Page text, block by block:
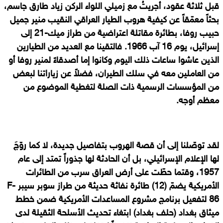
قبل ثلاثة عقود، أجريتُ مع زميلي اللواء الركن زياد طارق جاسم،
بحثاً معمّقاً عن كيفية هروب الطيار العراقي النقيب منير جميل
حبيب روفا، بطائرة مقاتلة اعتراضية من طراز ميك-21 إلى
إسرائيل، يوم 16 آب 1966. فالتقينا مع العديد من الطيارين
الذين عاشوا ساعات ذلك اليوم وكانوا إما أصدقاءً لمنير روفا أو
من العاملين معه في سلك الطيران، فضلاً عن زياراتنا لبعض
من المؤسسات الرسمية ذات الصلة لتغطية الموضوع من
معظم أوجه.
لقد توصّلنا إلى أن قصة الهروب بتفاصيل جديدة، لا كما روّجَ
لها الإعلام الإسرائيلي، بل أن الحادثة لها جذوراً تمتد إلى عام
1957، وقتما حطّت على أرض العراق سرب من الطائرات
الأمريكية يضمّ (12) طائرة نفاثة حديثة من طراز سوبر سيبر
F-
86 لتفعيل برنامج مشروع المساعدات الأمريكية ضمن خطط
ميثاق بغداد (حلف بغداد) ابتغاء تحديث الأسلحة الثقيلة لدى